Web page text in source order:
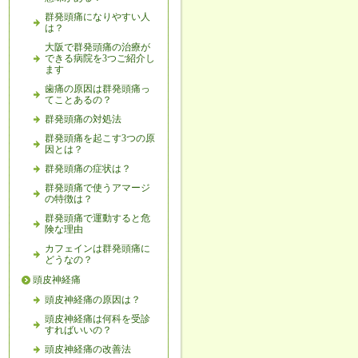
群発頭痛になりやすい人
は？
大阪で群発頭痛の治療が
できる病院を3つご紹介し
ます
歯痛の原因は群発頭痛っ
てことあるの？
群発頭痛の対処法
群発頭痛を起こす3つの原
因とは？
群発頭痛の症状は？
群発頭痛で使うアマージ
の特徴は？
群発頭痛で運動すると危
険な理由
カフェインは群発頭痛に
どうなの？
頭皮神経痛
頭皮神経痛の原因は？
頭皮神経痛は何科を受診
すればいいの？
頭皮神経痛の改善法